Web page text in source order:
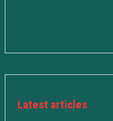
Latest articles